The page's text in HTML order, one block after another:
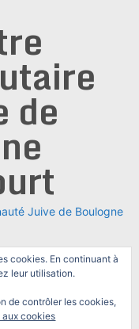
de
Juive de Boulogne
cookies. En continuant à
leur utilisation.
de contrôler les cookies,
cookies